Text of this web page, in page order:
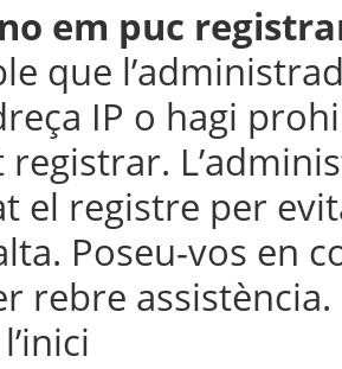
em puc
que
IP o hagi
el registre per
Poseu-vos en
rebre assistència.